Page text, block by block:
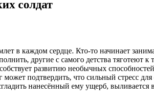
солдат
в каждом сердце. Кто-то начинает
другие с самого детства тяготеют
развитию необычных
подтвердить, что сильный стресс
нанесённый ему ущерб, выливается